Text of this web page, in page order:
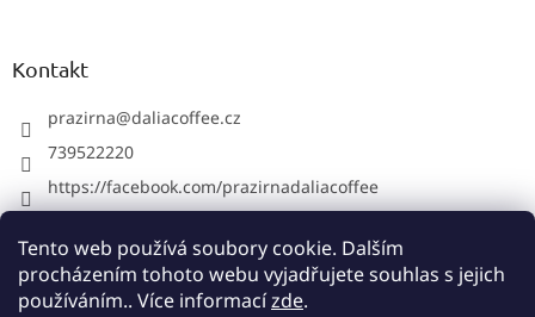
Tento web používá soubory cookie. Dalším
procházením tohoto webu vyjadřujete souhlas s jejich
používáním.. Více informacízde.
Kontakt
prazirna@daliacoffee.cz
739522220
https://facebook.com/prazirnadaliacoffee
739522220